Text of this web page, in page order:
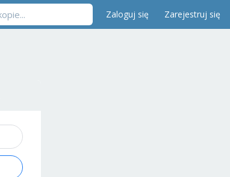
Zaloguj się Zarejestruj się